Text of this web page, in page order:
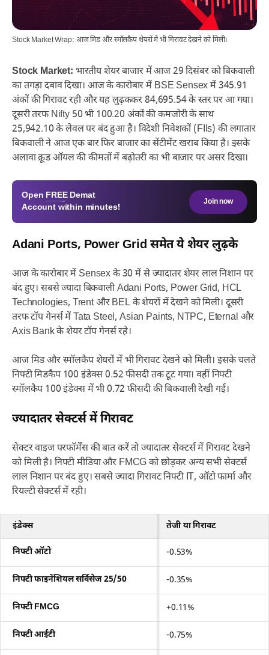
Stock Market Wrap: आज मिड और स्मॉलकैप शेयरों में भी गिरावट देखने को मिली।
Stock Market: भारतीय शेयर बाजार में आज 29 दिसंबर को बिकवाली
का तगड़ा दबाव दिखा। आज के कारोबार में BSE Sensex में 345.91
अंकों की गिरावट रही और यह लुढ़ककर 84,695.54 के स्तर पर आ गया।
दूसरी तरफ Nifty 50 भी 100.20 अंकों की कमजोरी के साथ
25,942.10 के लेवल पर बंद हुआ है। विदेशी निवेशकों (FIIs) की लगातार
बिकवाली ने आज एक बार फिर बाजार का सेंटीमेंट खराब किया है। इसके
अलावा क्रूड ऑयल की कीमतों में बढ़ोतरी का भी बाजार पर असर दिखा।
Open FREE Demat
Account within minutes!
Join now
Adani Ports, Power Grid समेत ये शेयर लुढ़के
आज के कारोबार में Sensex के 30 में से ज्यादातर शेयर लाल निशान पर
बंद हुए। सबसे ज्यादा बिकवाली Adani Ports, Power Grid, HCL
Technologies, Trent और BEL के शेयरों में देखने को मिली। दूसरी
तरफ टॉप गेनर्स में Tata Steel, Asian Paints, NTPC, Eternal और
Axis Bank के शेयर टॉप गेनर्स रहे।
आज मिड और स्मॉलकैप शेयरों में भी गिरावट देखने को मिली। इसके चलते
निफ्टी मिडकैप 100 इंडेक्स 0.52 फीसदी तक टूट गया। वहीं निफ्टी
स्मॉलकैप 100 इंडेक्स में भी 0.72 फीसदी की बिकवाली देखी गई।
ज्यादातर सेक्टर्स में गिरावट
सेक्टर वाइज परफॉर्मेंस की बात करें तो ज्यादातर सेक्टर्स में गिरावट देखने
को मिली है। निफ्टी मीडिया और FMCG को छोड़कर अन्य सभी सेक्टर्स
लाल निशान पर बंद हुए। सबसे ज्यादा गिरावट निफ्टी IT, ऑटो फार्मा और
रियल्टी सेक्टर्स में रही।
इंडेक्स तेजी या गिरावट
निफ्टी ऑटो -0.53%
निफ्टी फाइनेंशियल सर्विसेज 25/50 -0.35%
निफ्टी FMCG +0.11%
निफ्टी आईटी -0.75%